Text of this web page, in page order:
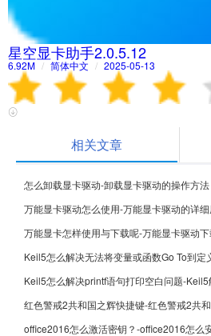
星空显卡助手2.0.5.12
6.92M / 简体中文 / 2025-05-13
相关文章
怎么卸载显卡驱动-卸载显卡驱动的操作方法
万能显卡驱动怎么使用-万能显卡驱动的详
万能显卡怎样使用与下载呢-万能显卡驱动
红色警戒2共和国之辉快捷键-红色警戒2共
office2016怎么激活密钥？-office2016怎么